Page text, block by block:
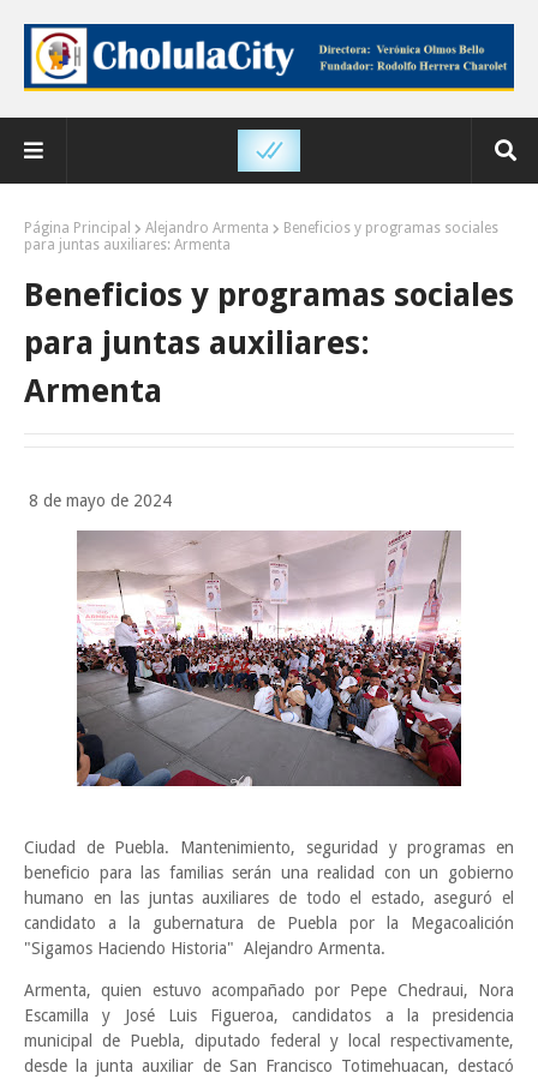
Página Principal Alejandro Armenta
Beneficios y programas sociales
para juntas auxiliares: Armenta
Beneficios y programas sociales
para juntas auxiliares:
Armenta
8 de mayo de 2024
Ciudad de Puebla. Mantenimiento, seguridad y programas en
beneficio para las familias serán una realidad con un gobierno
humano en las juntas auxiliares de todo el estado, aseguró el
candidato a la gubernatura de Puebla por la Megacoalición
"Sigamos Haciendo Historia" Alejandro Armenta.
Armenta, quien estuvo acompañado por Pepe Chedraui, Nora
Escamilla y José Luis Figueroa, candidatos a la presidencia
municipal de Puebla, diputado federal y local respectivamente,
desde la junta auxiliar de San Francisco Totimehuacan, destacó